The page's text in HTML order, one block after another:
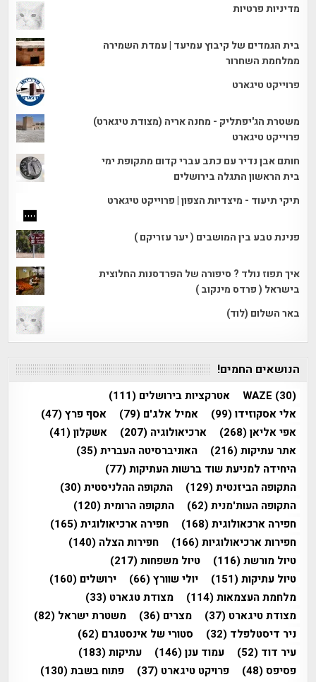
מדיניות פרטיות
בית הגמדים של קיבוץ עמיעד | עמדת השמירה
ממלחמת השחרור
פרוייקט טיגארט
משטרת הג'יפתליק - מחנה אריה (מצודת טיגארט)
פרוייקט טיגארט
חותם אבן נדיר עם כתב עברי קדום מתקופת ימי
בית הראשון התגלה בירושלים
תיקי תיעוד - מיצדיות הצפון | פרוייקט טיגארט
פנינת טבע בין המושבים ( יער עזריקם )
איך תפוז נולד ? סיפורה של הפרדסנות החלוצית
בישראל ( פרדס מינקוב )
באר השלום (לוד)
הנושאים החמים!
WAZE (30) אטרקציות בירושלים (111)
אלי אסקוזידו(99) אמיל אלג'ם (79) אסף פרץ(47)
אפי אליאן(268) ארכיאולוגיה (207) אשקלון(41)
אתר עתיקות(216) האוניברסיטה העברית(35)
היחידה למניעת שוד ברשות העתיקות(77)
התקופה הביזנטית(129) התקופה ההלניסטית(30)
התקופה העות'מנית(62) התקופה הרומית(120)
חפירה ארכאולוגית(168) חפירה ארכיאולוגית(165)
חפירות ארכיאולוגיות(166) חפירות הצלה (140)
טיול מורשת(116) טיול משפחות(217)
טיול עתיקות(151) יולי שוורץ(66) ירושלים (160)
מלחמת העצמאות(114) מצודת טגארט (33)
מצודת טיגארט (37) מצרים (36) משטרת ישראל (82)
ניר דיסטלפלד (32) סטורי של אינסטגרם (62)
עיר דוד (52) עמוד ענן(146) עתיקות(183)
פסיפס(48) פרויקט טיגארט (37) פתוח בשבת(130)